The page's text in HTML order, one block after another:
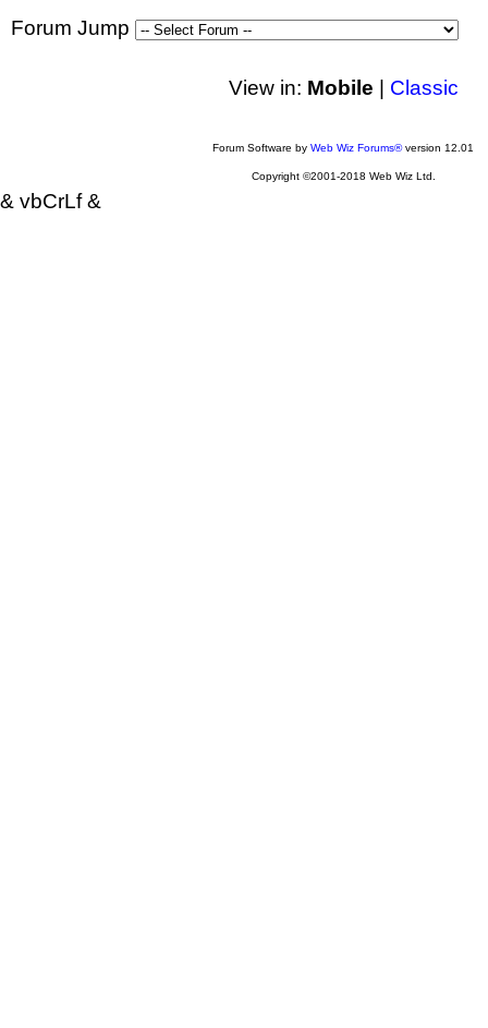
Forum Jump
View in: Mobile Classic
Forum Software by Web Wiz Forums®version 12.01
Copyright ©2001-2018 Web Wiz Ltd.
& vbCrLf &